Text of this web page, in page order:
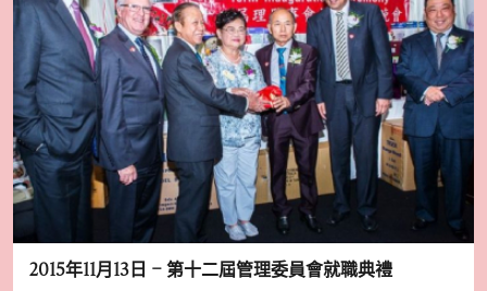
2015年11月13日 – 第十二屆管理委員會就職典禮